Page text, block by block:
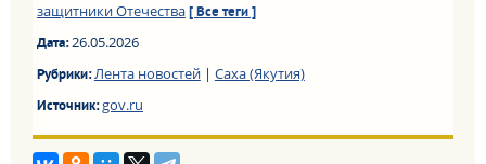
защитники Отечества [ Все теги ]
Дата:26.05.2026
Рубрики:Лента новостей| Саха (Якутия)
Источник:gov.ru